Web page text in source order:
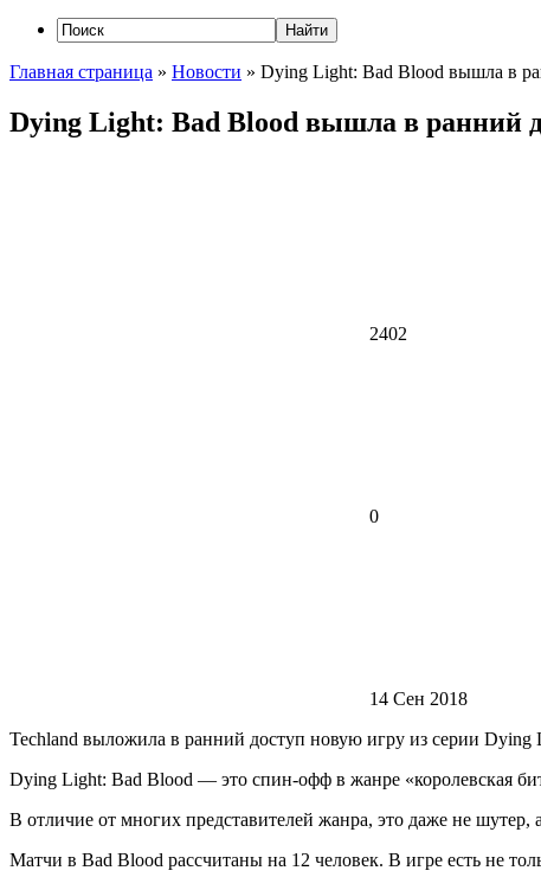
Главная страница » Новости » Dying Light: Bad Blood вышла в
Dying Light: Bad Blood вышла в ранний
2402
0
14 Сен 2018
Techland выложила в ранний доступ новую игру из серии Dying
Dying Light: Bad Blood — это спин-офф в жанре «королевская
В отличие от многих представителей жанра, это даже не
Матчи в Bad Blood рассчитаны на 12 человек. В игре есть не